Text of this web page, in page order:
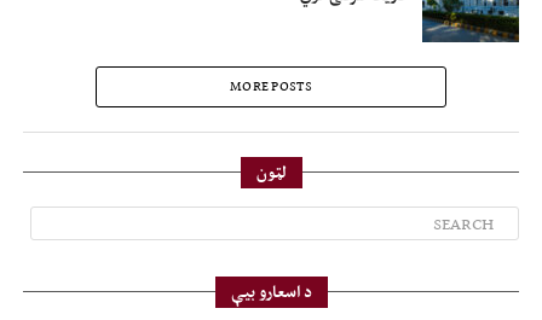
MORE POSTS
لټون
د اسعارو بیې